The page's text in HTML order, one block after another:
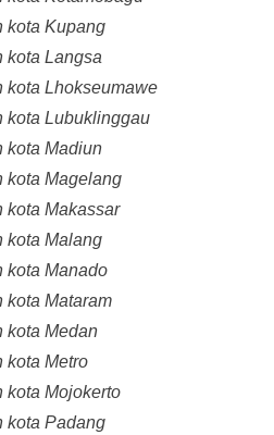
kota Kupang
kota Langsa
kota Lhokseumawe
kota Lubuklinggau
kota Madiun
kota Magelang
kota Makassar
kota Malang
kota Manado
kota Mataram
kota Medan
kota Metro
kota Mojokerto
kota Padang